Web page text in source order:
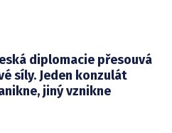
diplomacie přesouvá
síly. Jeden konzulát
jiný vznikne